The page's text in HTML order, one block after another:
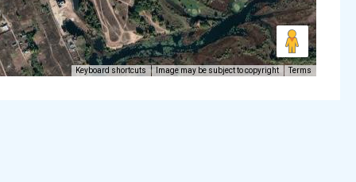
Keyboard shortcuts Image may be subject to copyright Terms